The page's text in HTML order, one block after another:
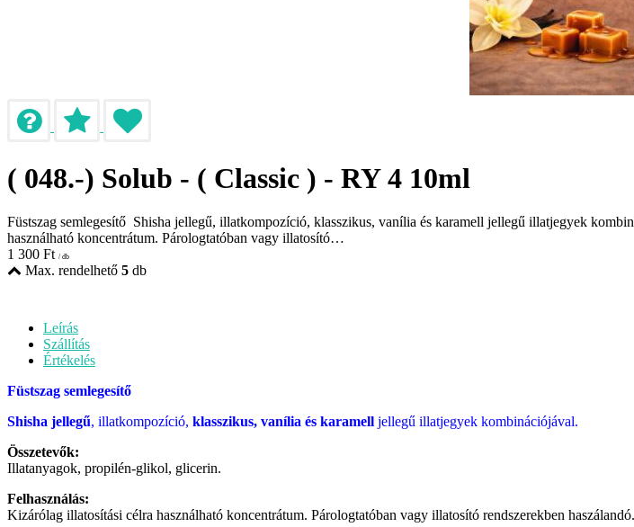
( 048.-) Solub - ( Classic ) - RY 4 10ml
Füstszag semlegesítő Shisha jellegű, illatkompozíció, klasszikus, vanília és karamell jellegű illatjegyek
használható koncentrátum. Párologtatóban vagy illatosító…
1 300 Ft / db
Max. rendelhető 5 db
Leírás
Szállítás
Értékelés
Füstszag semlegesítő
Shisha jellegű, illatkompozíció, klasszikus, vanília és karamell jellegű illatjegyek kombinációjával.
Összetevők:
Illatanyagok, propilén-glikol, glicerin.
Felhasználás:
Kizárólag illatosítási célra használható koncentrátum. Párologtatóban vagy illatosító rendszerekben haszálandó.